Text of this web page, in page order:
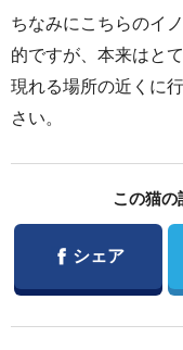
ちなみにこちらのイ
的ですが、本来はと
現れる場所の近くに
さい。
この猫の
Facebook
シェア